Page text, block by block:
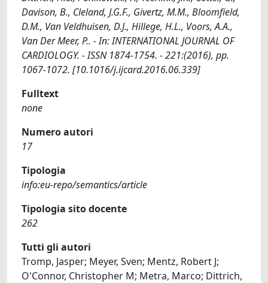
Davison, B., Cleland, J.G.F., Givertz, M.M., Bloomfield,
D.M., Van Veldhuisen, D.J., Hillege, H.L., Voors, A.A.,
Van Der Meer, P.. - In: INTERNATIONAL JOURNAL OF
CARDIOLOGY. - ISSN 1874-1754. - 221:(2016), pp.
1067-1072. [10.1016/j.ijcard.2016.06.339]
Fulltext
none
Numero autori
17
Tipologia
info:eu-repo/semantics/article
Tipologia sito docente
262
Tutti gli autori
Tromp, Jasper; Meyer, Sven; Mentz, Robert J;
O'Connor, Christopher M; Metra, Marco; Dittrich,